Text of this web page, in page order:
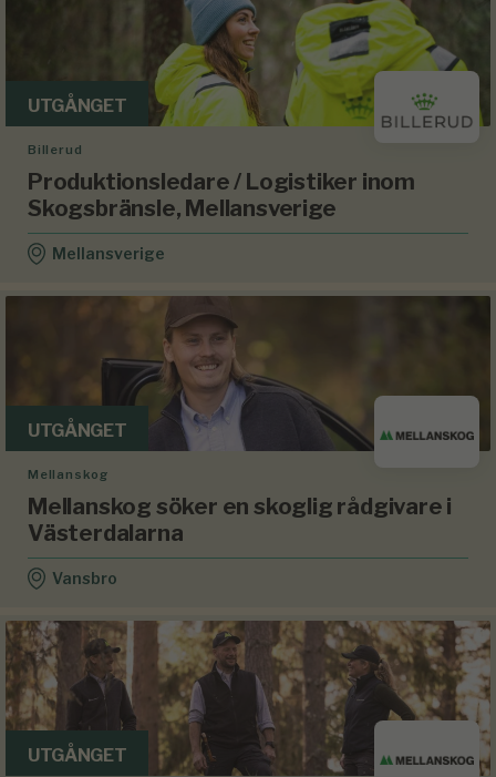
UTGÅNGET
Billerud
Produktionsledare / Logistiker inom
Skogsbränsle, Mellansverige
Mellansverige
UTGÅNGET
Mellanskog
Mellanskog söker en skoglig rådgivare i
Västerdalarna
Vansbro
UTGÅNGET